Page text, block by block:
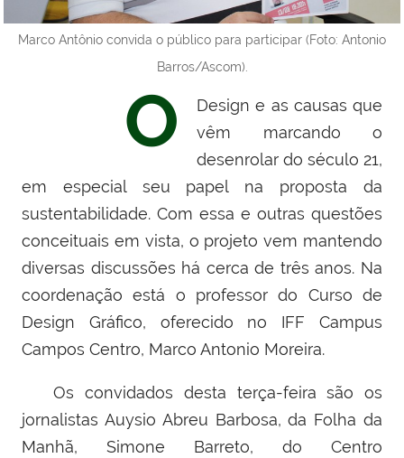
Marco Antônio convida o público para participar (Foto: Antonio
Barros/Ascom).
O
Design e as causas que
vêm marcando o
desenrolar do século 21,
em especial seu papel na proposta da
sustentabilidade. Com essa e outras questões
conceituais em vista, o projeto vem mantendo
diversas discussões há cerca de três anos. Na
coordenação está o professor do Curso de
Design Gráfico, oferecido no IFF Campus
Campos Centro, Marco Antonio Moreira.
Os convidados desta terça-feira são os
jornalistas Auysio Abreu Barbosa, da Folha da
Manhã, Simone Barreto, do Centro